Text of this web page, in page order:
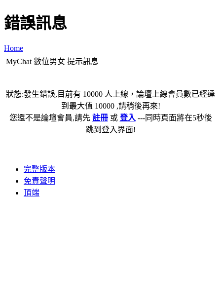
錯誤訊息
Home
MyChat 數位男女 提示訊息
狀態:發生錯誤,目前有 10000 人上線，論壇上線會員數已經達
到最大值 10000 ,請稍後再來!
您還不是論壇會員,請先 註冊或 登入 ---同時頁面將在5秒後
跳到登入界面!
完整版本
免責聲明
頂端